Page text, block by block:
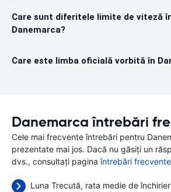
Care sunt diferitele limite de viteză
Danemarca?
Care este limba oficială vorbită în
Danemarca întrebări
Cele mai frecvente întrebări pentru
prezentate mai jos. Dacă nu găsiți un
dvs., consultați paginaîntrebări frecvente
Luna Trecută, rata medie de